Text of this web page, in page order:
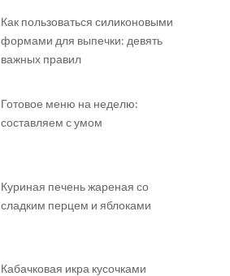
Как пользоваться силиконовыми
формами для выпечки: девять
важных правил
Готовое меню на неделю:
составляем с умом
Куриная печень жареная со
сладким перцем и яблоками
Кабачковая икра кусочками